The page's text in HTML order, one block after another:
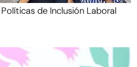
de Inclusión Laboral